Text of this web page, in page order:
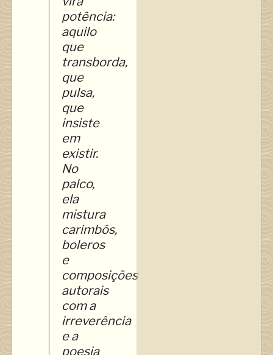
potência:
aquilo
que
transborda,
que
pulsa,
que
insiste
em
existir.
No
palco,
ela
mistura
carimbós,
boleros
e
composições
autorais
com a
irreverência
e a
poesia